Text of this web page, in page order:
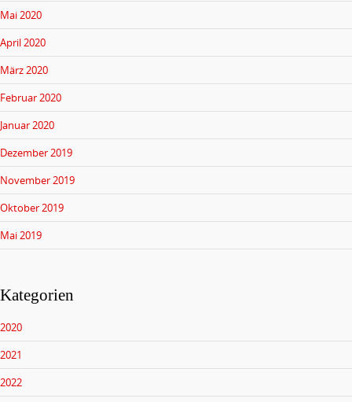
Mai 2020
April 2020
März 2020
Februar 2020
Januar 2020
Dezember 2019
November 2019
Oktober 2019
Mai 2019
Kategorien
2020
2021
2022